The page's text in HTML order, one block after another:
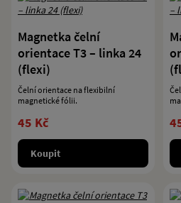
Magnetka čelní
orientace T3 – linka 24
(flexi)
Čelní orientace na flexibilní
magnetické fólii.
45 Kč
Koupit